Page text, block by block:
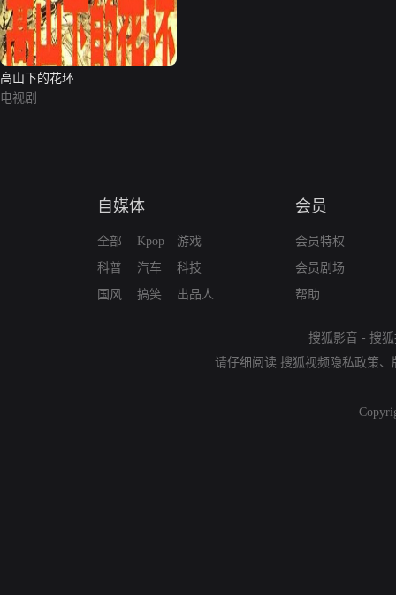
高山下的花环
电视剧
自媒体
全部
科普
国风
Kpop
汽车
搞笑
游戏
科技
出品人
会员
会员特权
会员剧场
帮助
搜狐影音 - 搜
请仔细阅读 搜狐视频隐私政策、